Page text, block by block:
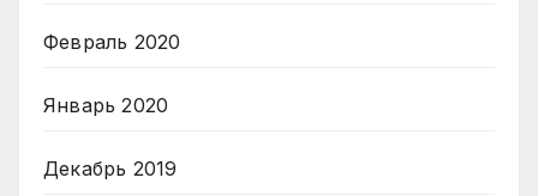
Февраль 2020
Январь 2020
Декабрь 2019